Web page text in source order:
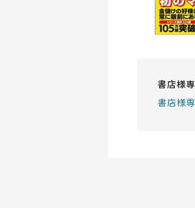
書店様
書店様